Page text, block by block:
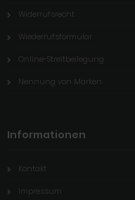
Widerrufsrecht
Wiederrufsformular
Online-Streitbeilegung
Nennung von Marken
Informationen
Kontakt
Impressum